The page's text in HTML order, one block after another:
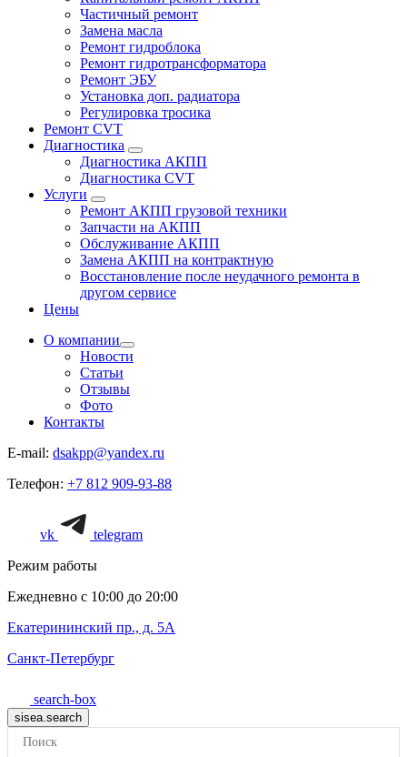
Частичный ремонт
Замена масла
Ремонт гидроблока
Ремонт гидротрансформатора
Ремонт ЭБУ
Установка доп. радиатора
Регулировка тросика
Ремонт CVT
Диагностика
Диагностика АКПП
Диагностика CVT
Услуги
Ремонт АКПП грузовой техники
Запчасти на АКПП
Обслуживание АКПП
Замена АКПП на контрактную
Восстановление после неудачного ремонта в
другом сервисе
Цены
О компании
Новости
Статьи
Отзывы
Фото
Контакты
E-mail: dsakpp@yandex.ru
Телефон: +7 812 909-93-88
vk
telegram
Режим работы
Ежедневно с 10:00 до 20:00
Екатерининский пр., д. 5А
Санкт-Петербург
search-box